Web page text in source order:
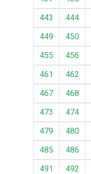
443
444
449
450
455
456
461
462
467
468
473
474
479
480
485
486
491
492